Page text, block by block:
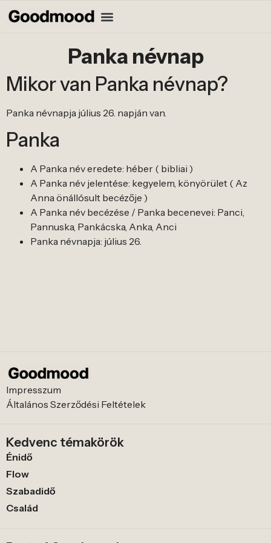
Panka névnap
Mikor van Panka névnap?
Panka névnapja július 26. napján van.
Panka
A Panka név eredete: héber ( bibliai )
A Panka név jelentése: kegyelem, könyörület ( Az
Anna önállósult becézője )
A Panka név becézése / Panka becenevei: Panci,
Pannuska, Pankácska, Anka, Anci
Panka névnapja: július 26.
Impresszum
Általános Szerződési Feltételek
Kedvenc témakörök
Énidő
Flow
Szabadidő
Család